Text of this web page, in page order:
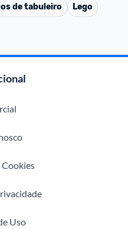
de tabuleiro Lego
Uso